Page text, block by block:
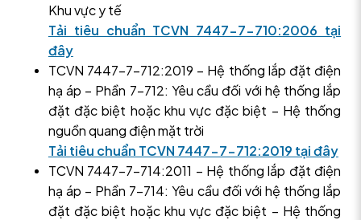
Khu vực y tế
Tải tiêu chuẩn TCVN 7447-7-710:2006 tại
đây
TCVN 7447-7-712:2019 – Hệ thống lắp đặt điện
hạ áp – Phần 7-712: Yêu cầu đối với hệ thống lắp
đặt đặc biệt hoặc khu vực đặc biệt – Hệ thống
nguồn quang điện mặt trời
Tải tiêu chuẩn TCVN 7447-7-712:2019 tại đây
TCVN 7447-7-714:2011 – Hệ thống lắp đặt điện
hạ áp – Phần 7-714: Yêu cầu đối với hệ thống lắp
đặt đặc biệt hoặc khu vực đặc biệt – Hệ thống